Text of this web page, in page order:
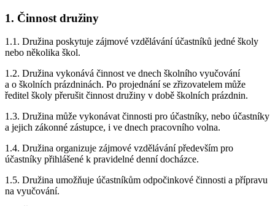
1. Činnost družiny
1.1. Družina poskytuje zájmové vzdělávání účastníků jedné školy
nebo několika škol.
1.2. Družina vykonává činnost ve dnech školního vyučování
a o školních prázdninách. Po projednání se zřizovatelem může
ředitel školy přerušit činnost družiny v době školních prázdnin.
1.3. Družina může vykonávat činnosti pro účastníky, nebo účastníky
a jejich zákonné zástupce, i ve dnech pracovního volna.
1.4. Družina organizuje zájmové vzdělávání především pro
účastníky přihlášené k pravidelné denní docházce.
1.5. Družina umožňuje účastníkům odpočinkové činnosti a přípravu
na vyučování.